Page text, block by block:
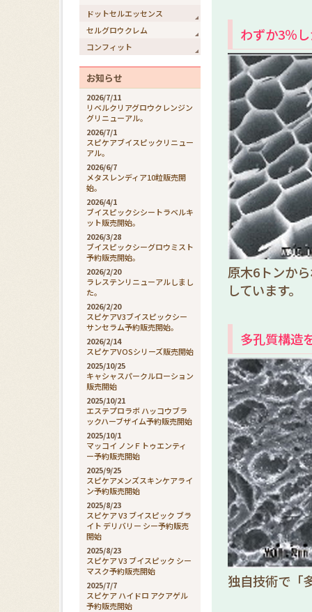
ドットセルエッセンス
セルグロウクレム
コンフィット
お知らせ
2026/7/11
リベルクリアグロウクレンジン
グリニューアル。
2026/7/1
スピケアブイスピックリニュー
アル。
2026/6/7
メタスレンディア10粒販売開
始。
2026/4/1
ブイスピックシシートラベルキ
ット販売開始。
2026/3/28
ブイスピックシーグロウミスト
予約販売開始。
2026/2/20
ラレステンリニューアルしまし
た。
2026/2/20
スピケアV3ブイスピックシー
サンセラム予約販売開始。
2026/2/14
スピケアVOSシリーズ販売開始
2025/10/25
キャシャスパークルローション
販売開始
2025/10/21
エステプロラボ ハッコウブラ
ックハーブザイム予約販売開始
2025/10/1
マッコイ ノンＦトゥエンティ
ー予約販売開始
2025/9/25
スピケアメンズスキンケアライ
ン予約販売開始
2025/8/23
スピケア V3 ブイスピック ブラ
イト デリバリー シー予約販売
開始
2025/8/23
スピケア V3 ブイスピック シー
マスク予約販売開始
2025/7/7
スピケア ハイドロ アクアゲル
予約販売開始
わずか3％
原木6トンか
しています。
多孔質構造
独自技術で「